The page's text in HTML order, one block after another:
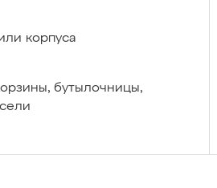
корпуса
бутылочницы,